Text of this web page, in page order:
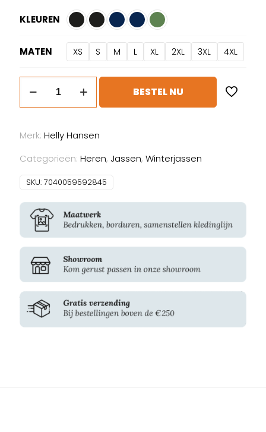
KLEUREN
MATEN XS S M L XL 2XL 3XL 4XL
Hansen
Oxford
Softshell
Jacket
aantal
BESTEL NU
Merk: Helly Hansen
Categorieën: Heren, Jassen, Winterjassen
SKU: 7040059592845